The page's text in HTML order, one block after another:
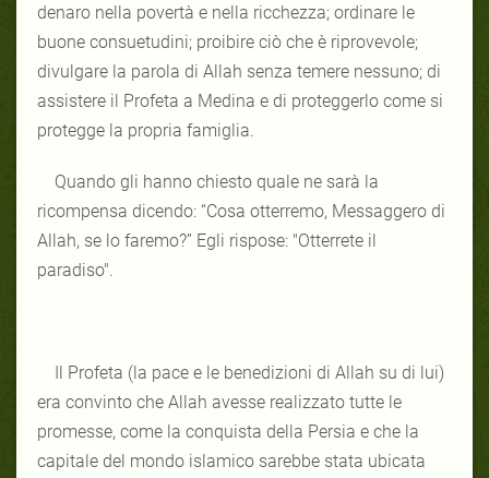
denaro nella povertà e nella ricchezza; ordinare le
buone consuetudini; proibire ciò che è riprovevole;
divulgare la parola di Allah senza temere nessuno; di
assistere il Profeta a Medina e di proteggerlo come si
protegge la propria famiglia.
Quando gli hanno chiesto quale ne sarà la
ricompensa dicendo: “Cosa otterremo, Messaggero di
Allah, se lo faremo?” Egli rispose: "Otterrete il
paradiso".
Il Profeta (la pace e le benedizioni di Allah su di lui)
era convinto che Allah avesse realizzato tutte le
promesse, come la conquista della Persia e che la
capitale del mondo islamico sarebbe stata ubicata